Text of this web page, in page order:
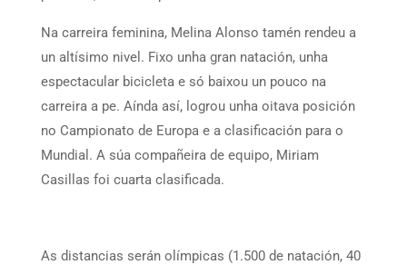
Na carreira feminina, Melina Alonso tamén rendeu a
un altísimo nivel. Fixo unha gran natación, unha
espectacular bicicleta e só baixou un pouco na
carreira a pe. Aínda así, logrou unha oitava posición
no Campionato de Europa e a clasificación para o
Mundial. A súa compañeira de equipo, Miriam
Casillas foi cuarta clasificada.
As distancias serán olímpicas (1.500 de natación, 40